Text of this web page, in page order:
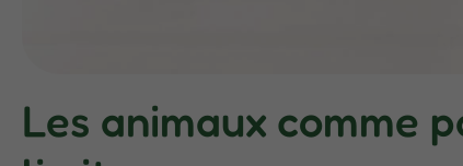
Les animaux comme